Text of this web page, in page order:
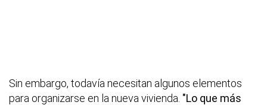
Sin embargo, todavía necesitan algunos elementos
para organizarse en la nueva vivienda. "Lo que más